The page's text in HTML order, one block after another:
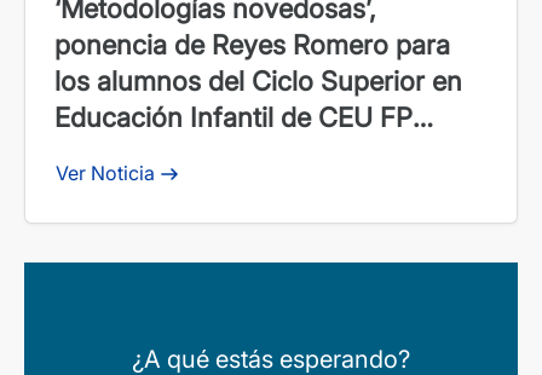
‘Metodologías novedosas’,
ponencia de Reyes Romero para
los alumnos del Ciclo Superior en
Educación Infantil de CEU FP
Ver Noticia
¿A qué estás esperando?